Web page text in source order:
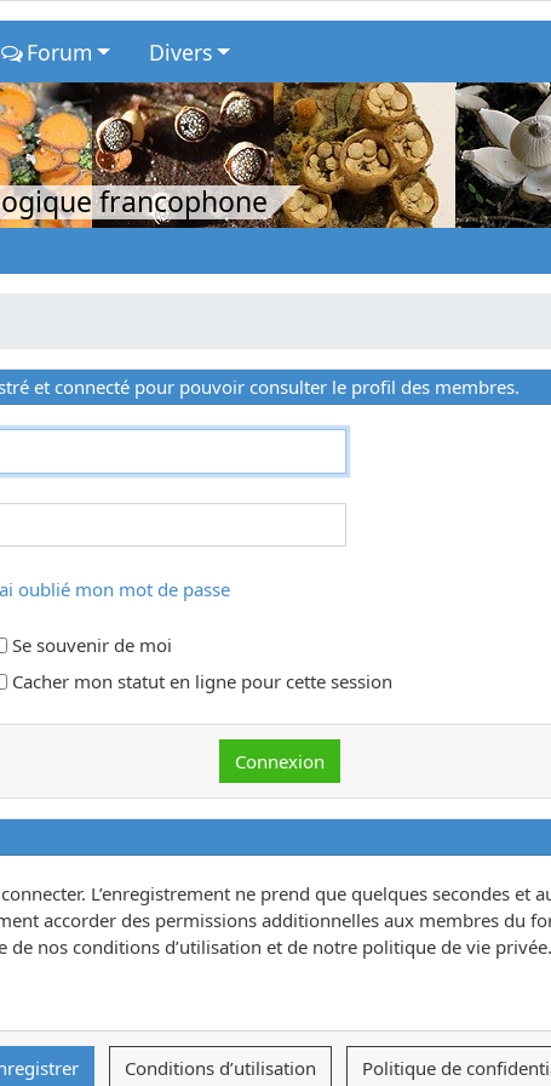
Forum Divers
francophone
et connecté pour pouvoir consulter le profil des membres.
oublié mon mot de passe
Se souvenir de moi
Cacher mon statut en ligne pour cette session
L’enregistrement ne prend que quelques secondes et
accorder des permissions additionnelles aux membres du
de nos conditions d’utilisation et de notre politique de vie
Conditions d’utilisation Politique de